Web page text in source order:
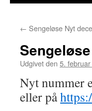
← Sengeløse Nyt
Udgivet den 5.
Nyt nummer
eller på